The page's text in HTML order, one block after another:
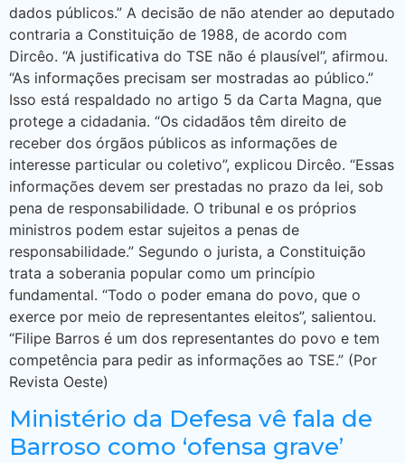
dados públicos.” A decisão de não atender ao deputado
contraria a Constituição de 1988, de acordo com
Dircêo. “A justificativa do TSE não é plausível”, afirmou.
“As informações precisam ser mostradas ao público.”
Isso está respaldado no artigo 5 da Carta Magna, que
protege a cidadania. “Os cidadãos têm direito de
receber dos órgãos públicos as informações de
interesse particular ou coletivo”, explicou Dircêo. “Essas
informações devem ser prestadas no prazo da lei, sob
pena de responsabilidade. O tribunal e os próprios
ministros podem estar sujeitos a penas de
responsabilidade.” Segundo o jurista, a Constituição
trata a soberania popular como um princípio
fundamental. “Todo o poder emana do povo, que o
exerce por meio de representantes eleitos”, salientou.
“Filipe Barros é um dos representantes do povo e tem
competência para pedir as informações ao TSE.” (Por
Revista Oeste)
Ministério da Defesa vê fala de
Barroso como ‘ofensa grave’